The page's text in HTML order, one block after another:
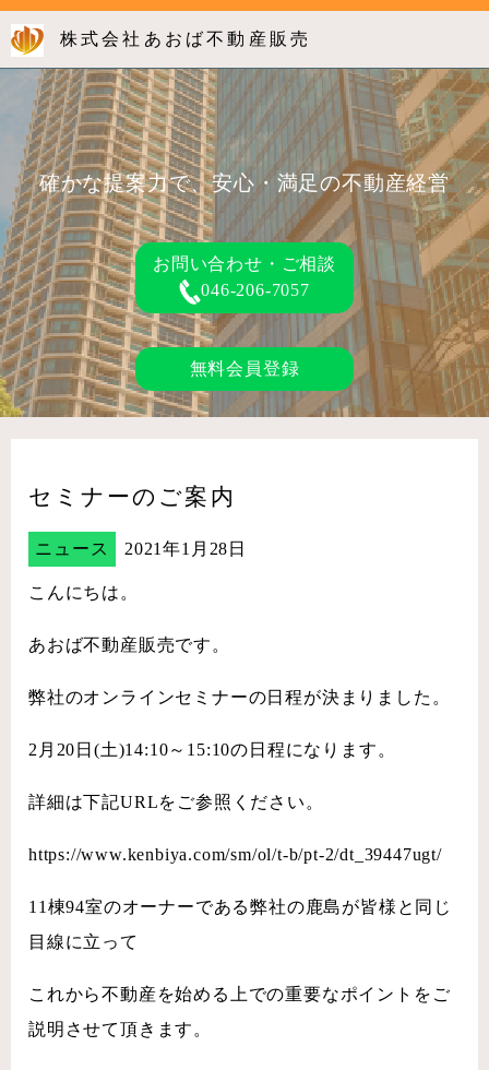
株式会社あおば不動産販売
確かな提案力で、安心・満足の不動産経営
お問い合わせ・ご相談
046-206-7057
無料会員登録
セミナーのご案内
ニュース 2021年1月28日
こんにちは。
あおば不動産販売です。
弊社のオンラインセミナーの日程が決まりました。
2月20日(土)14:10～15:10の日程になります。
詳細は下記URLをご参照ください。
https://www.kenbiya.com/sm/ol/t-b/pt-2/dt_39447ugt/
11棟94室のオーナーである弊社の鹿島が皆様と同じ
目線に立って
これから不動産を始める上での重要なポイントをご
説明させて頂きます。